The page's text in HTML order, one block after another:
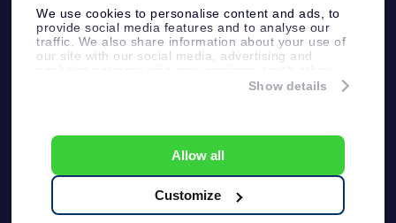
We use cookies to personalise content and ads, to
provide social media features and to analyse our
traffic. We also share information about your use of
our site with our social media, advertising and
information that you’ve provided to them or that
Show details
Allow all
Customize
Fly me to the stars VR 앱
환불 정책
별자리
고객 서비스:help@osr.org
일반 사용 약관
개인정보보호 정책
및 면책 조항